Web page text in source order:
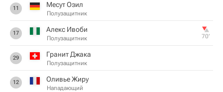
11 Месут Озил
Полузащитник
17 Алекс Ивоби
Полузащитник 70‎’‎
29 Гранит Джака
Полузащитник
12 Оливье Жиру
Нападающий